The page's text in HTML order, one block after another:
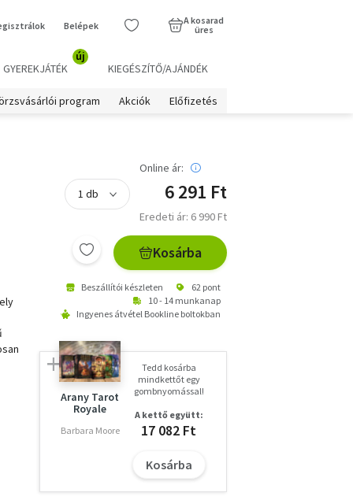
Belépek
A kosarad
üres
GYEREKJÁTÉK
új
KIEGÉSZÍTŐ/AJÁNDÉK
program Akciók Előfizetés
Online ár:
6 291 Ft
Eredeti ár: 6 990 Ft
Kosárba
Beszállítói készleten
62 pont
10 - 14 munkanap
Ingyenes átvétel Bookline boltokban
Arany Tarot
Royale
Barbara Moore
Tedd kosárba
mindkettőt egy
gombnyomással!
A kettő együtt:
17 082 Ft
Kosárba